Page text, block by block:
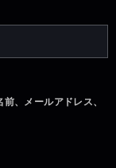
、メールアドレス、